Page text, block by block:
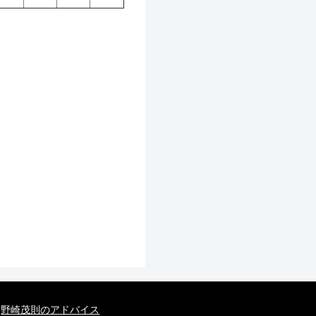
野崎茂則のアドバイス